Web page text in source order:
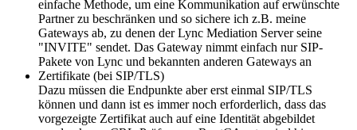
einfache Methode, um eine Kommunikation auf erwünschte
Partner zu beschränken und so sichere ich z.B. meine
Gateways ab, zu denen der Lync Mediation Server seine
"INVITE" sendet. Das Gateway nimmt einfach nur SIP-
Pakete von Lync und bekannten anderen Gateways an
Zertifikate (bei SIP/TLS)
Dazu müssen die Endpunkte aber erst einmal SIP/TLS
können und dann ist es immer noch erforderlich, dass das
vorgezeigte Zertifikat auch auf eine Identität abgebildet